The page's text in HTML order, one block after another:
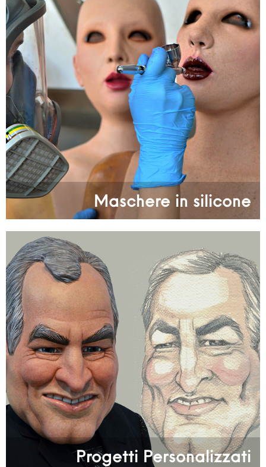
Maschere in silicone
Progetti Personalizzati